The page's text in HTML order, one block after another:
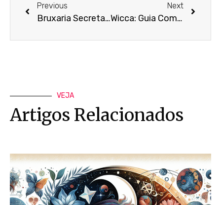
Previous
Bruxaria Secreta: Guia Prático para Práticas Discretas
Next
Wicca: Guia Completo da Antiga Religião da Natureza
VEJA
Artigos Relacionados